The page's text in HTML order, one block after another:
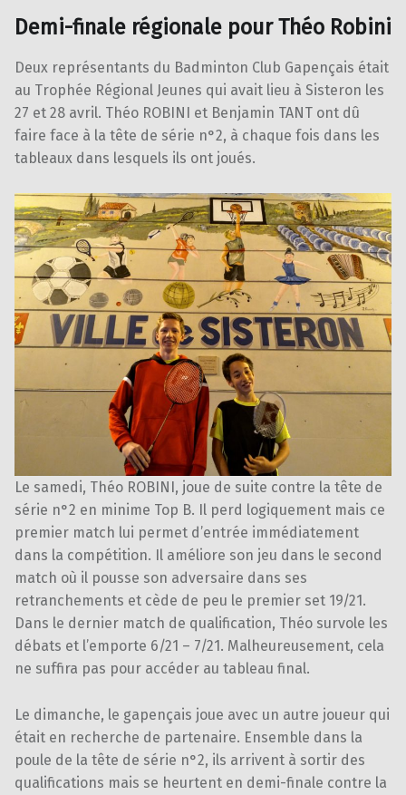
Demi-finale régionale pour Théo Robini
Deux représentants du Badminton Club Gapençais était
au Trophée Régional Jeunes qui avait lieu à Sisteron les
27 et 28 avril. Théo ROBINI et Benjamin TANT ont dû
faire face à la tête de série n°2, à chaque fois dans les
tableaux dans lesquels ils ont joués.
Le samedi, Théo ROBINI, joue de suite contre la tête de
série n°2 en minime Top B. Il perd logiquement mais ce
premier match lui permet d’entrée immédiatement
dans la compétition. Il améliore son jeu dans le second
match où il pousse son adversaire dans ses
retranchements et cède de peu le premier set 19/21.
Dans le dernier match de qualification, Théo survole les
débats et l’emporte 6/21 – 7/21. Malheureusement, cela
ne suffira pas pour accéder au tableau final.
Le dimanche, le gapençais joue avec un autre joueur qui
était en recherche de partenaire. Ensemble dans la
poule de la tête de série n°2, ils arrivent à sortir des
qualifications mais se heurtent en demi-finale contre la